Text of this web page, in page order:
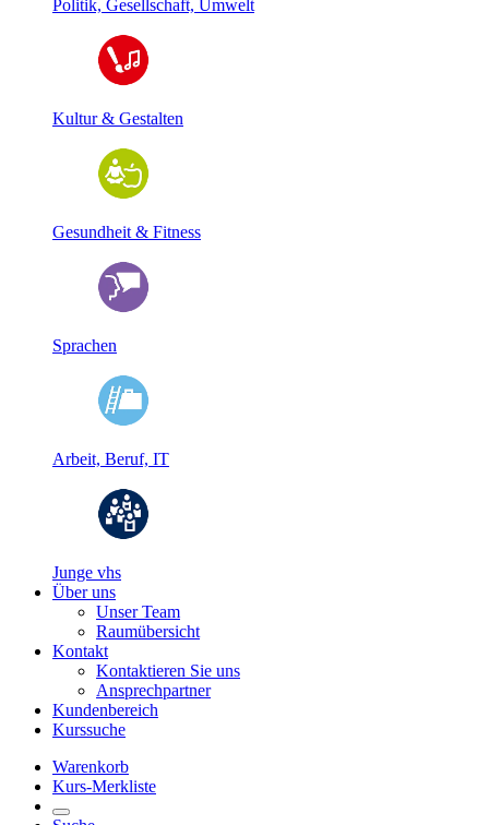
Politik, Gesellschaft, Umwelt
Kultur & Gestalten
Gesundheit & Fitness
Sprachen
Arbeit, Beruf, IT
Junge vhs
Über uns
Unser Team
Raumübersicht
Kontakt
Kontaktieren Sie uns
Ansprechpartner
Kundenbereich
Kurssuche
Warenkorb
Kurs-Merkliste